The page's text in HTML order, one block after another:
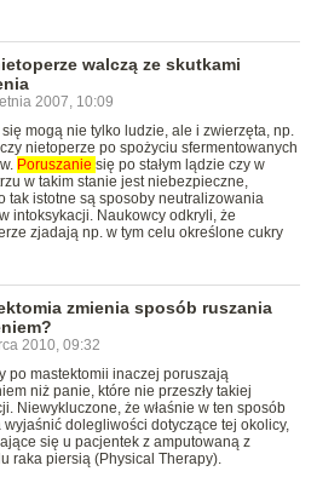
walczą ze skutkami
2007, 10:09
mogą nie tylko ludzie, ale i zwierzęta, np.
czy nietoperze po spożyciu sfermentowanych
Poruszanie się po stałym lądzie czy w
w takim stanie jest niebezpieczne,
tak istotne są sposoby neutralizowania
intoksykacji. Naukowcy odkryli, że
zjadają np. w tym celu określone cukry
zmienia sposób ruszania
2010, 09:32
po mastektomii inaczej poruszają
niż panie, które nie przeszły takiej
Niewykluczone, że właśnie w ten sposób
wyjaśnić dolegliwości dotyczące tej okolicy,
się u pacjentek z amputowaną z
raka piersią (Physical Therapy).